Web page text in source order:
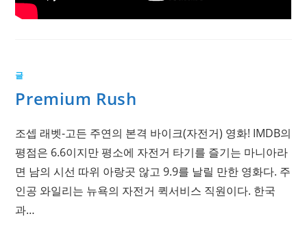
글
Premium Rush
조셉 래벳-고든 주연의 본격 바이크(자전거) 영화! IMDB의
평점은 6.6이지만 평소에 자전거 타기를 즐기는 마니아라
면 남의 시선 따위 아랑곳 않고 9.9를 날릴 만한 영화다. 주
인공 와일리는 뉴욕의 자전거 퀵서비스 직원이다. 한국
과…